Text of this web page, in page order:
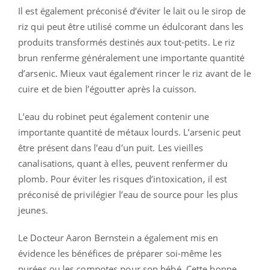
Il est également préconisé d’éviter le lait ou le sirop de
riz qui peut être utilisé comme un édulcorant dans les
produits transformés destinés aux tout-petits. Le riz
brun renferme généralement une importante quantité
d’arsenic. Mieux vaut également rincer le riz avant de le
cuire et de bien l’égoutter après la cuisson.
L’eau du robinet peut également contenir une
importante quantité de métaux lourds. L’arsenic peut
être présent dans l’eau d’un puit. Les vieilles
canalisations, quant à elles, peuvent renfermer du
plomb. Pour éviter les risques d’intoxication, il est
préconisé de privilégier l’eau de source pour les plus
jeunes.
Le Docteur Aaron Bernstein a également mis en
évidence les bénéfices de préparer soi-même les